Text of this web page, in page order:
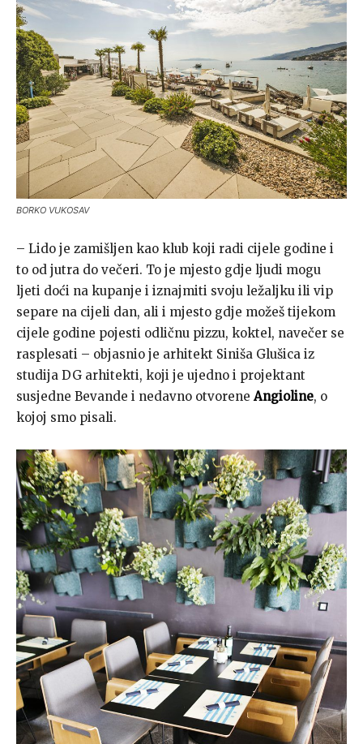
BORKO VUKOSAV
– Lido je zamišljen kao klub koji radi cijele godine i
to od jutra do večeri. To je mjesto gdje ljudi mogu
ljeti doći na kupanje i iznajmiti svoju ležaljku ili vip
separe na cijeli dan, ali i mjesto gdje možeš tijekom
cijele godine pojesti odličnu pizzu, koktel, navečer se
rasplesati – objasnio je arhitekt Siniša Glušica iz
studija DG arhitekti, koji je ujedno i projektant
susjedne Bevande i nedavno otvoreneAngioline, o
kojoj smo pisali.